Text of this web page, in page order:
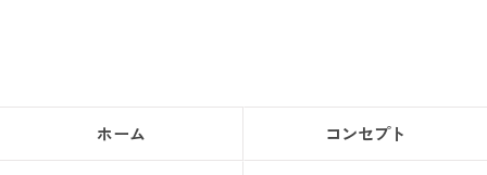
ホーム コンセプト